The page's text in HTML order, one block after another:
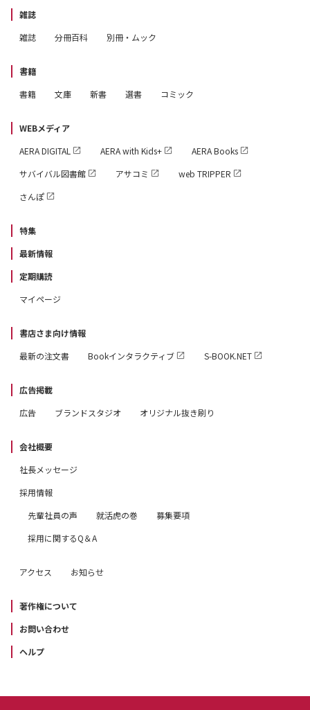
雑誌
雑誌
分冊百科 別冊・ムック
書籍
書籍
文庫 新書 選書 コミック
WEBメディア
AERA DIGITAL
AERA with Kids+
AERA Books
サバイバル図書館
アサコミ
web TRIPPER
さんぽ
特集
最新情報
定期購読
マイページ
書店さま向け情報
最新の注文書
Bookインタラクティブ S-BOOK.NET
広告掲載
広告
ブランドスタジオ オリジナル抜き刷り
会社概要
社長メッセージ
採用情報
先輩社員の声
就活虎の巻
募集要項
採用に関するQ＆A
アクセス お知らせ
著作権について
お問い合わせ
ヘルプ